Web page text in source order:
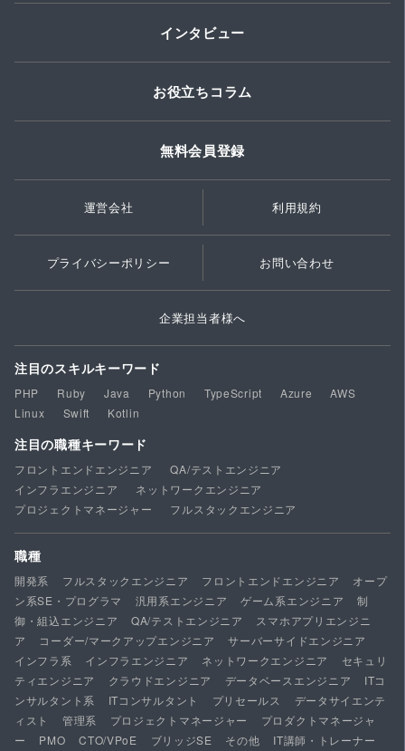
インタビュー
お役立ちコラム
無料会員登録
運営会社 利用規約
プライバシーポリシー お問い合わせ
企業担当者様へ
注目のスキルキーワード
PHP Ruby Java Python TypeScript Azure
AWS
Linux
Swift Kotlin
注目の職種キーワード
フロントエンドエンジニア
QA/テストエンジニア
インフラエンジニア
ネットワークエンジニア
プロジェクトマネージャー
フルスタックエンジニア
職種
開発系 フルスタックエンジニア フロントエンドエンジニア
オープ
ン系SE・プログラマ
汎用系エンジニア ゲーム系エンジニア
制
御・組込エンジニア
QA/テストエンジニア
スマホアプリエンジニ
ア
コーダー/マークアップエンジニア
サーバーサイドエンジニア
インフラ系
インフラエンジニア ネットワークエンジニア
セキュリ
ティエンジニア
クラウドエンジニア データベースエンジニア
ITコ
ンサルタント系
ITコンサルタント プリセールス
データサイエンテ
ィスト
管理系 プロジェクトマネージャー
プロダクトマネージャ
ー
PMO CTO/VPoE ブリッジSE その他
IT講師・トレーナー